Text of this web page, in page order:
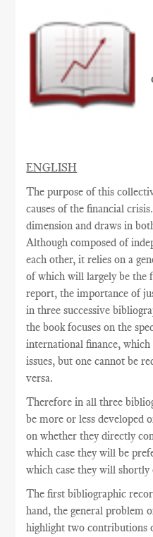
ENGLISH
The purpose of this
causes of the financial
dimension and draws in
Although composed of
each other, it relies on a
of which will largely be the
report, the importance of
in three successive
the book focuses on the
international finance,
issues, but one cannot be
versa.
Therefore in all three
be more or less developed
on whether they directly
which case they will be
which case they will shortly
Thefirst bibliographic
hand, the general problem
highlight two contributions